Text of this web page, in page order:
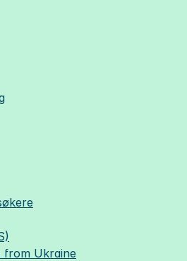
Ukraine